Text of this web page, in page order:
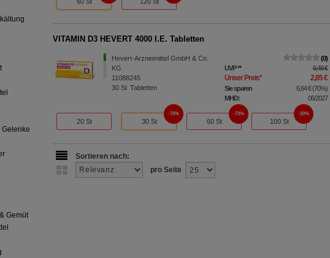
Gelenke
Gemüt
60 St 120 St
VITAMIN D3 HEVERT 4000 I.E. Tabletten
Hevert-Arzneimittel GmbH & Co.
KG
11088245
30St Tabletten
0
UVP** 9,49 €
Unser Preis* 2,85 €
Sie sparen 6,64 €(70%)
MHD:
06/2027
20 St 30 St
70%
60 St
73%
100 St
20%
Sortieren nach:
pro Seite